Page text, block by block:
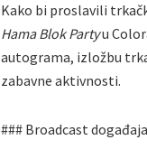
Kako bi proslavili
Hama Blok Partyu
autograma, izložbu
zabavne aktivnosti.
### Broadcast događaja